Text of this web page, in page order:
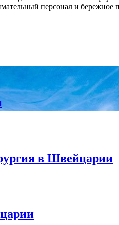
персонал и
в Швейцарии